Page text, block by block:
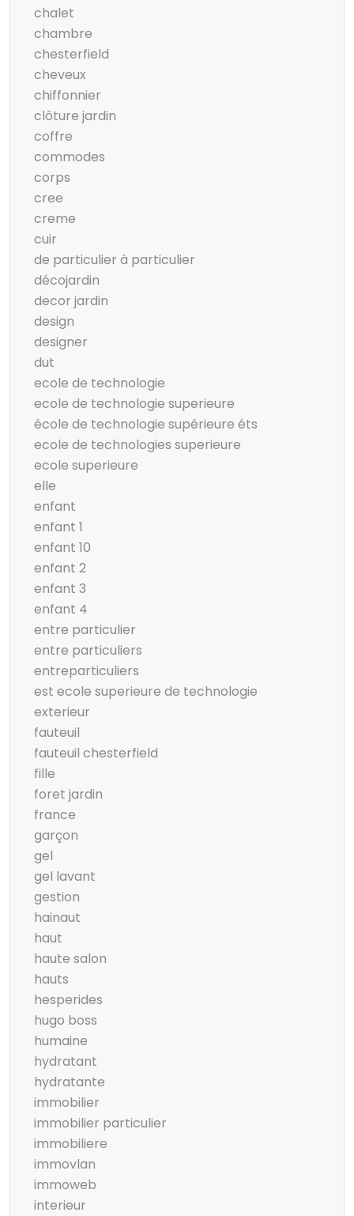
chalet
chambre
chesterfield
cheveux
chiffonnier
clôture jardin
coffre
commodes
corps
cree
creme
cuir
de particulier à particulier
décojardin
decor jardin
design
designer
dut
ecole de technologie
ecole de technologie superieure
école de technologie supérieure éts
ecole de technologies superieure
ecole superieure
elle
enfant
enfant 1
enfant 10
enfant 2
enfant 3
enfant 4
entre particulier
entre particuliers
entreparticuliers
est ecole superieure de technologie
exterieur
fauteuil
fauteuil chesterfield
fille
foret jardin
france
garçon
gel
gel lavant
gestion
hainaut
haut
haute salon
hauts
hesperides
hugo boss
humaine
hydratant
hydratante
immobilier
immobilier particulier
immobiliere
immovlan
immoweb
interieur